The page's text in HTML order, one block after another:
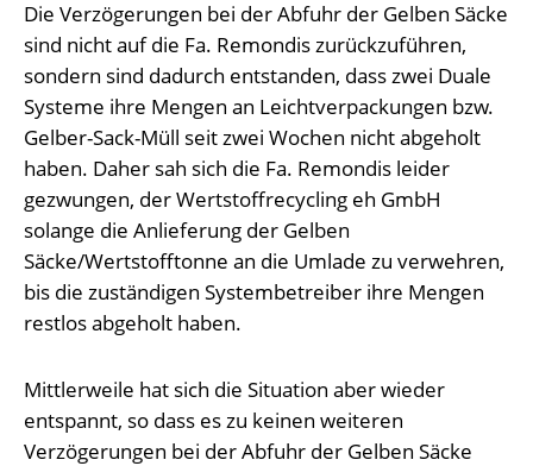
Die Verzögerungen bei der Abfuhr der Gelben Säcke
sind nicht auf die Fa. Remondis zurückzuführen,
sondern sind dadurch entstanden, dass zwei Duale
Systeme ihre Mengen an Leichtverpackungen bzw.
Gelber-Sack-Müll seit zwei Wochen nicht abgeholt
haben. Daher sah sich die Fa. Remondis leider
gezwungen, der Wertstoffrecycling eh GmbH
solange die Anlieferung der Gelben
Säcke/Wertstofftonne an die Umlade zu verwehren,
bis die zuständigen Systembetreiber ihre Mengen
restlos abgeholt haben.
Mittlerweile hat sich die Situation aber wieder
entspannt, so dass es zu keinen weiteren
Verzögerungen bei der Abfuhr der Gelben Säcke